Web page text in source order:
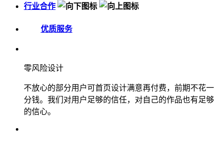
行业合作
优质服务
零风险设计
不放心的部分用户可首页设计满意再付费，前期不花一
分钱。我们对用户足够的信任，对自己的作品也有足够
的信心。